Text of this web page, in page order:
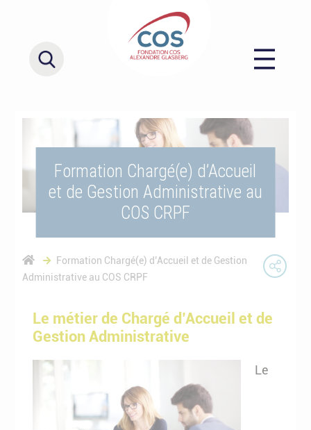
Formation Chargé(e) d’Accueil
et de Gestion Administrative au
COS CRPF
Formation Chargé(e) d’Accueil et de Gestion
Administrative au COS CRPF
Le métier de Chargé d’Accueil et de
Gestion Administrative
Le